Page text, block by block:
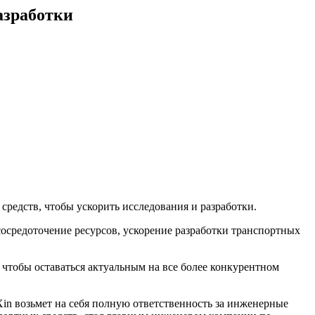
чтобы ускорить исследования и разработки.
ресурсов, ускорение разработки транспортных
оставаться актуальным на все более конкурентном
возьмет на себя полную ответственность за инженерные